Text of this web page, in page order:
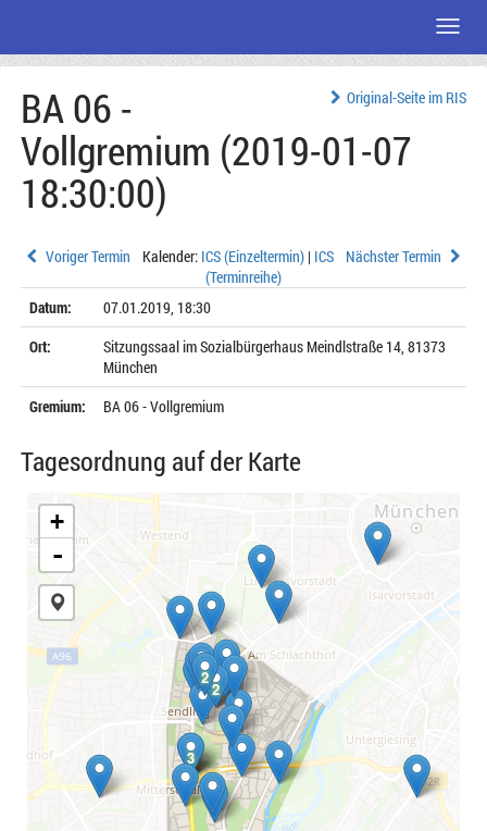
Seiteninhalt
Original-Seite im RIS
BA 06 -
Vollgremium (2019-01-07
18:30:00)
Nächster Termin
Voriger Termin Kalender: ICS (Einzeltermin) | ICS
(Terminreihe)
Datum:
07.01.2019, 18:30
Ort:
Sitzungssaal im Sozialbürgerhaus Meindlstraße 14, 81373
München
Gremium:
BA 06 - Vollgremium
Tagesordnung auf der Karte
3
2
3
3
2
2
2
+
-